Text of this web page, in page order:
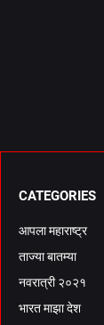
CATEGORIES
आपला महाराष्ट्र
ताज्या बातम्या
नवरात्री २०२१
भारत माझा देश